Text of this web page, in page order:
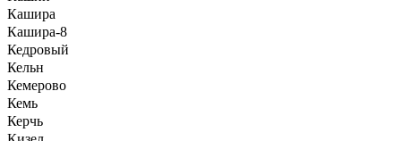
Кашира
Кашира-8
Кедровый
Кельн
Кемерово
Кемь
Керчь